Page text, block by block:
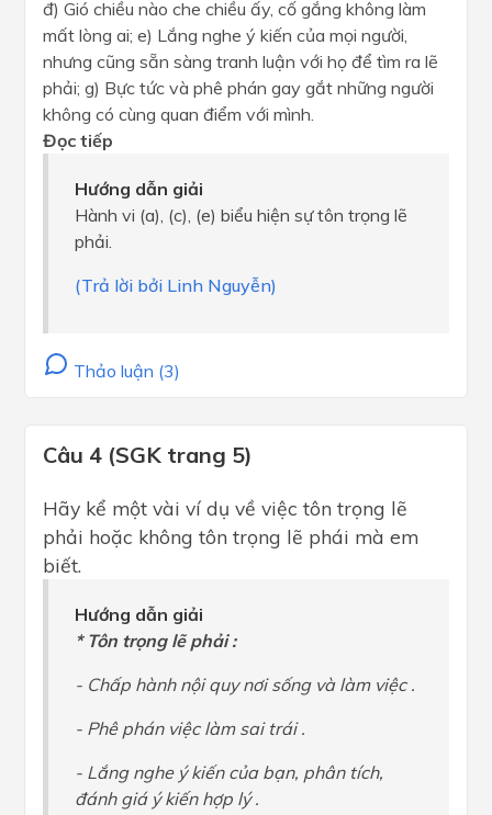
đ) Gió chiều nào che chiều ấy, cố gắng không làm
mất lòng ai; e) Lắng nghe ý kiến của mọi người,
nhưng cũng sẵn sàng tranh luận với họ để tìm ra lẽ
phải; g) Bực tức và phê phán gay gắt những người
không có cùng quan điểm với mình.
Đọc tiếp
Hướng dẫn giải
Hành vi (a), (c), (e) biểu hiện sự tôn trọng lẽ
phải.
(Trả lời bởi Linh Nguyễn)
Thảo luận (3)
Câu 4 (SGK trang 5)
Hãy kể một vài ví dụ về việc tôn trọng lẽ
phải hoặc không tôn trọng lẽ phái mà em
biết.
Hướng dẫn giải
* Tôn trọng lẽ phải :
- Chấp hành nội quy nơi sống và làm việc .
- Phê phán việc làm sai trái .
- Lắng nghe ý kiến của bạn, phân tích,
đánh giá ý kiến hợp lý .